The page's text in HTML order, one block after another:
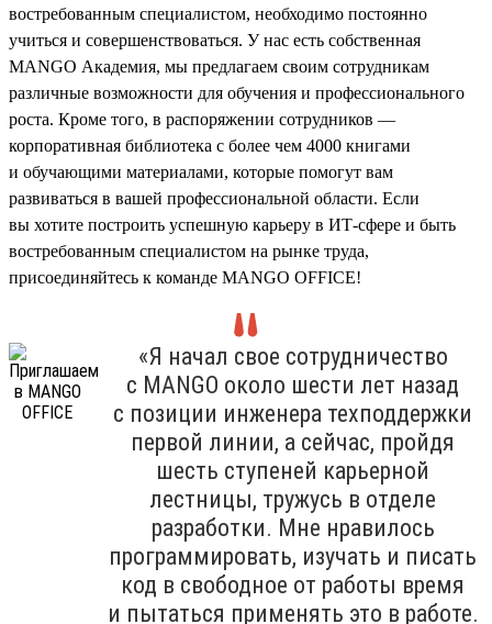
востребованным специалистом, необходимо постоянно
учиться и совершенствоваться. У нас есть собственная
MANGO Академия, мы предлагаем своим сотрудникам
различные возможности для обучения и профессионального
роста. Кроме того, в распоряжении сотрудников —
корпоративная библиотека с более чем 4000 книгами
и обучающими материалами, которые помогут вам
развиваться в вашей профессиональной области. Если
вы хотите построить успешную карьеру в ИТ-сфере и быть
востребованным специалистом на рынке труда,
присоединяйтесь к команде MANGO OFFICE!
«Я начал свое сотрудничество
с MANGO около шести лет назад
с позиции инженера техподдержки
первой линии, а сейчас, пройдя
шесть ступеней карьерной
лестницы, тружусь в отделе
разработки. Мне нравилось
программировать, изучать и писать
код в свободное от работы время
и пытаться применять это в работе.